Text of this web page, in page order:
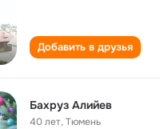
Добавить в друзья
Бахруз Алийев
40 лет,Тюмень